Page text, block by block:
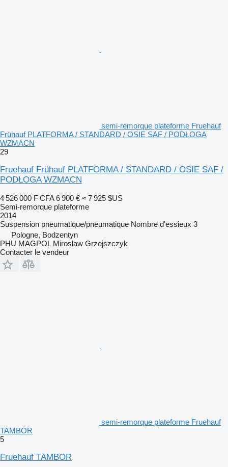
semi-remorque plateforme Fruehauf
Frühauf PLATFORMA / STANDARD / OSIE SAF / PODŁOGA
WZMACN
29
Fruehauf Frühauf PLATFORMA / STANDARD / OSIE SAF /
PODŁOGA WZMACN
4 526 000 F CFA 6 900 € ≈ 7 925 $US
Semi-remorque plateforme
2014
Suspension pneumatique/pneumatique Nombre d'essieux 3
Pologne, Bodzentyn
PHU MAGPOL Miroslaw Grzejszczyk
Contacter le vendeur
semi-remorque plateforme Fruehauf
TAMBOR
5
Fruehauf TAMBOR